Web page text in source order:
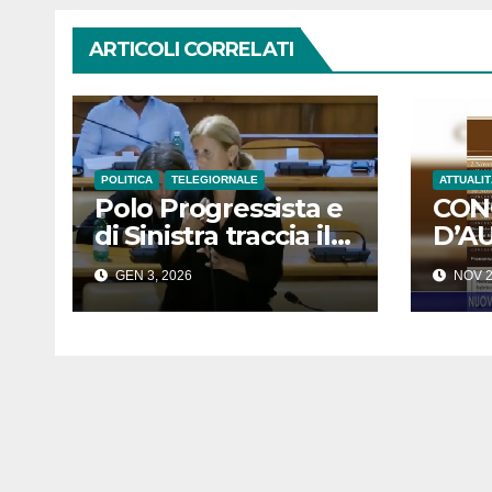
ARTICOLI CORRELATI
POLITICA TELEGIORNALE
Polo Progressista e
di Sinistra traccia il
bilancio del 2025:
“Anno di impegno e
opposizione
GEN 3, 2026 NOV